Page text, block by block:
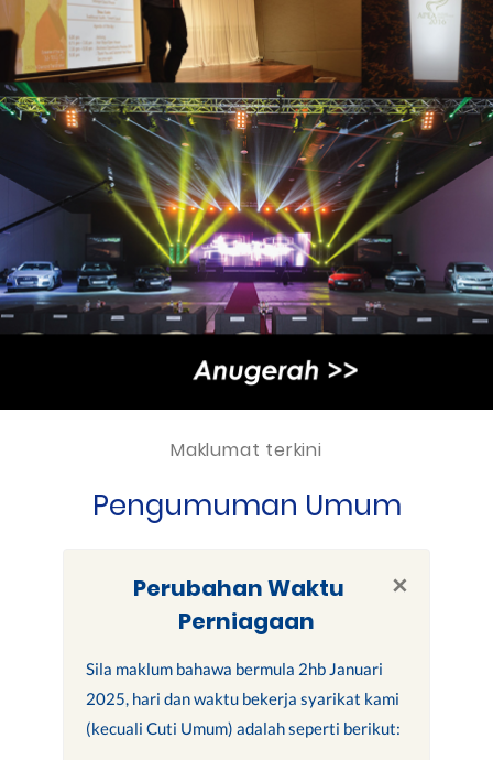
Maklumat terkini
Pengumuman Umum
×
Perubahan Waktu
Perniagaan
Sila maklum bahawa bermula 2hb Januari
2025, hari dan waktu bekerja syarikat kami
(kecuali Cuti Umum) adalah seperti berikut: